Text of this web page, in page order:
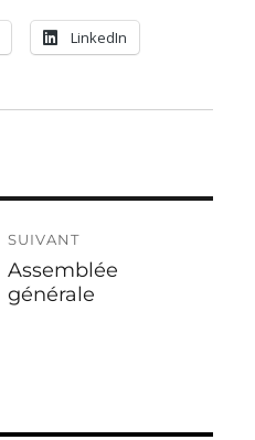
LinkedIn
SUIVANT
Publication
suivante :
Assemblée
générale